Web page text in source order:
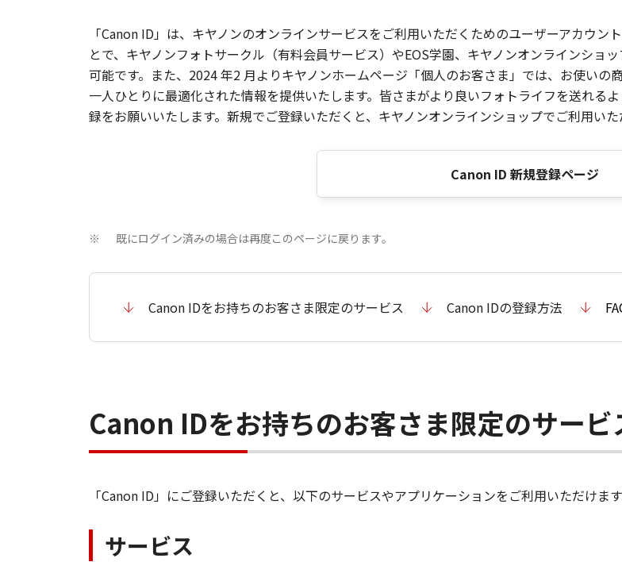
「Canon ID」は、キヤノンのオンラインサービスをご利用いただくためのユーザーアカウ
とで、キヤノンフォトサークル（有料会員サービス）やEOS学園、キヤノンオンラインショ
可能です。また、2024 年2 月よりキヤノンホームページ「個人のお客さま」では、お使い
一人ひとりに最適化された情報を提供いたします。皆さまがより良いフォトライフを送れる
録をお願いいたします。新規でご登録いただくと、キヤノンオンラインショップでご利用い
Canon ID 新規登録ページ
※ 既にログイン済みの場合は再度このページに戻ります。
Canon IDをお持ちのお客さま限定のサービス Canon IDの登録方法
Canon IDをお持ちのお客さま限定のサービ
「Canon ID」にご登録いただくと、以下のサービスやアプリケーションをご利用いただけます
サービス